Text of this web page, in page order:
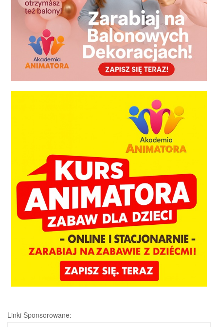
Linki Sponsorowane: